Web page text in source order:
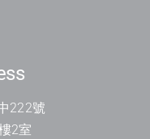
222號
2室